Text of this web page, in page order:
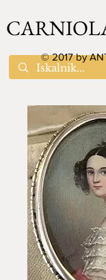
© 2017 by